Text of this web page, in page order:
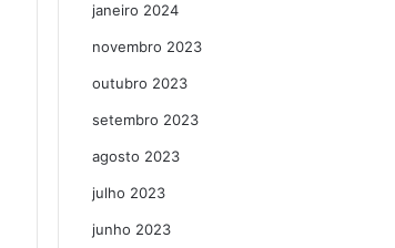
janeiro 2024
novembro 2023
outubro 2023
setembro 2023
agosto 2023
julho 2023
junho 2023